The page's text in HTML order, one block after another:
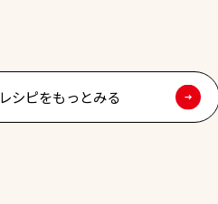
レシピをもっとみる